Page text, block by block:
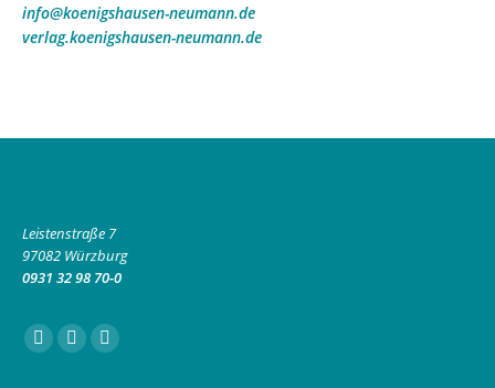
info@koenigshausen-neumann.de
verlag.koenigshausen-neumann.de
Leistenstraße 7
97082 Würzburg
0931 32 98 70-0
Finden Sie uns auf:
FacebookInstagram
E-